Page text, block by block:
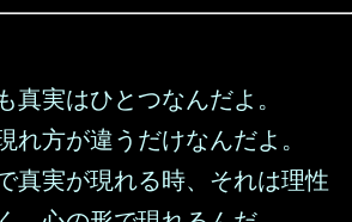
真実はひとつなんだよ。
れ方が違うだけなんだよ。
真実が現れる時、それは理性